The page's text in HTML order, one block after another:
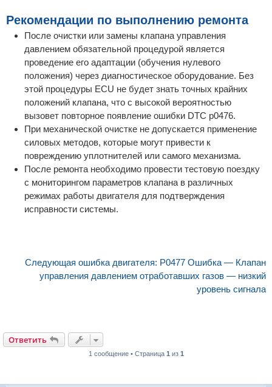
Рекомендации по выполнению ремонта
После очистки или замены клапана управления
давлением обязательной процедурой является
проведение его адаптации (обучения нулевого
положения) через диагностическое оборудование. Без
этой процедуры ECU не будет знать точных крайних
положений клапана, что с высокой вероятностью
вызовет повторное появление ошибки DTC p0476.
При механической очистке не допускается применение
силовых методов, которые могут привести к
повреждению уплотнителей или самого механизма.
После ремонта необходимо провести тестовую поездку
с мониторингом параметров клапана в различных
режимах работы двигателя для подтверждения
исправности системы.
Следующая ошибка двигателя: P0477 Ошибка — Клапан
управления давлением отработавших газов — низкий
уровень сигнала
Ответить
1 сообщение • Страница 1 из 1